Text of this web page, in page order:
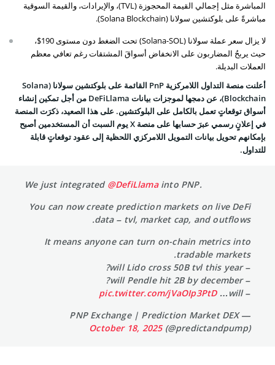
المباشرة مثل إجمالي القيمة المحجوزة (TVL)، والإيرادات، والقيمة السوقية
مباشرةً على بلوكتشين سولانا (Solana Blockchain).
لا يزال سعر عملة سولانا (Solana-SOL) تحت الضغط دون مستوى 190$،
حيث يربحُ المضاربون على الانخفاض أسواقَ المشتقات رغم تعافي معظم
العملات البديلة.
أعلنت منصة التداول اللامركزية PnP القائمة على بلوكتشين سولانا (Solana
Blockchain)، عن دمجها لموجزات بيانات DeFiLlama من أجل تمكين إنشاء
أسواق توقعاتٍ تعمل بالكامل على البلوكتشين. على هذا الصعيد، ذكرَت المنصة
في إعلانٍ رسمي عبرَ حسابها على منصة X يوم السبت أن المستخدمين أصبح
بإمكانهم تحويل بيانات التمويل اللامركزي اللحظية إلى عقود توقعاتٍ قابلة
للتداول.
We just integrated @DefiLlamainto PNP.
You can now create prediction markets on live DeFi
data – tvl, market cap, and outflows.
It means anyone can turn on-chain metrics into
tradable markets.
– will Lido cross 50B tvl this year?
– will Pendle hit 2B by december?
– will…
pic.twitter.com/jVaOIp3PtD
— PNP Exchange | Prediction Market DEX
(@predictandpump)
October 18, 2025